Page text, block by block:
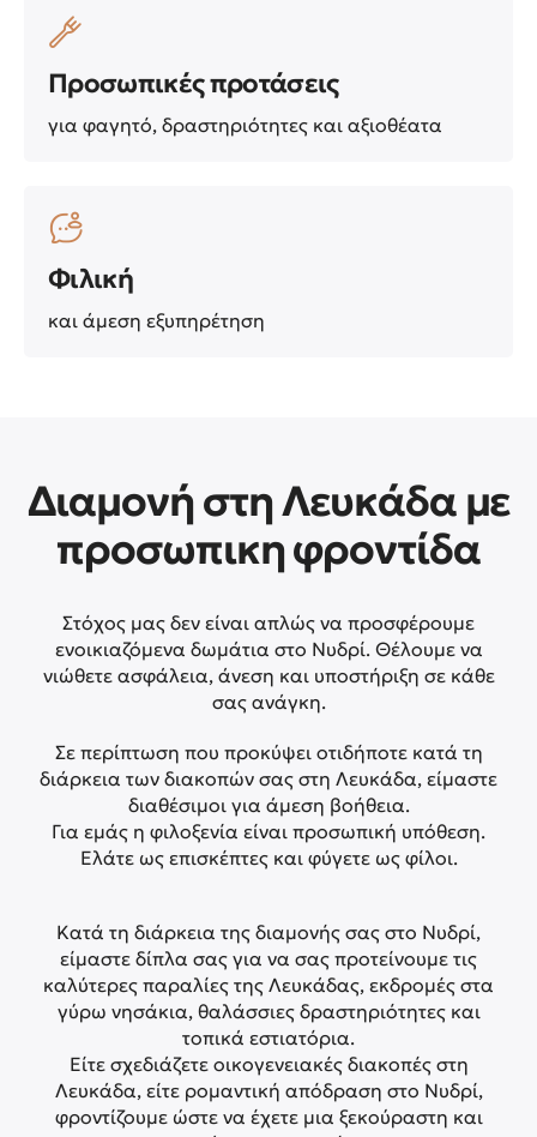
Προσωπικές προτάσεις
για φαγητό, δραστηριότητες και αξιοθέατα
Φιλική
και άμεση εξυπηρέτηση
Κατά τη διάρκεια της διαμονής σας στο Νυδρί,
είμαστε δίπλα σας για να σας προτείνουμε τις
καλύτερες παραλίες της Λευκάδας, εκδρομές στα
γύρω νησάκια, θαλάσσιες δραστηριότητες και
τοπικά εστιατόρια.
Είτε σχεδιάζετε οικογενειακές διακοπές στη
Λευκάδα, είτε ρομαντική απόδραση στο Νυδρί,
φροντίζουμε ώστε να έχετε μια ξεκούραστη και
Διαμονή στη Λευκάδα με
προσωπικη φροντίδα
Στόχος μας δεν είναι απλώς να προσφέρουμε
ενοικιαζόμενα δωμάτια στο Νυδρί. Θέλουμε να
νιώθετε ασφάλεια, άνεση και υποστήριξη σε κάθε
σας ανάγκη.
Σε περίπτωση που προκύψει οτιδήποτε κατά τη
διάρκεια των διακοπών σας στη Λευκάδα, είμαστε
διαθέσιμοι για άμεση βοήθεια.
Για εμάς η φιλοξενία είναι προσωπική υπόθεση.
Ελάτε ως επισκέπτες και φύγετε ως φίλοι.